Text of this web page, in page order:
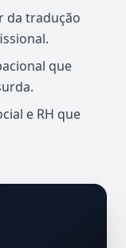
da tradução
que
e RH que